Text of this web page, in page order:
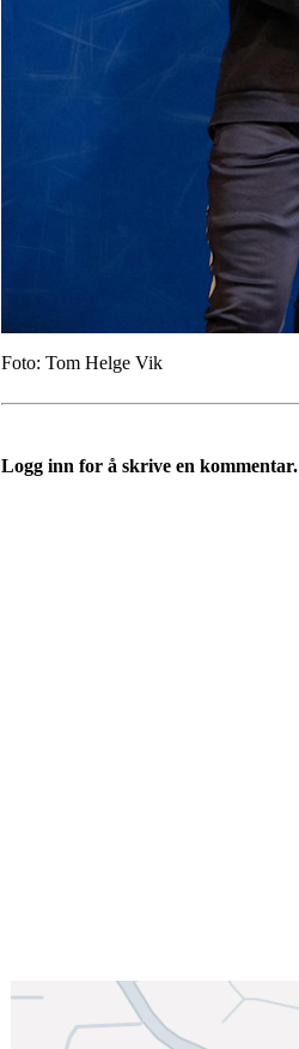
Foto: Tom Helge Vik
Logg inn for å skrive en kommentar.